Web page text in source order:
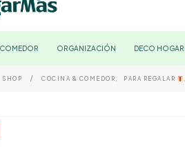
ORGANIZACIÓN DECO
SHOP COCINA & COMEDOR , PARA REGALAR ,